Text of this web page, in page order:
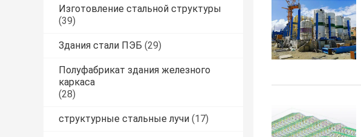
Изготовление стальной структуры
(39)
Здания стали ПЭБ (29)
Полуфабрикат здания железного
каркаса
(28)
структурные стальные лучи (17)